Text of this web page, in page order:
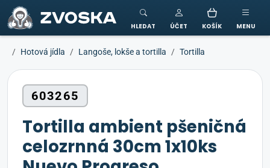
ZVOSKA
HLEDAT ÚČET KOŠÍK MENU
Hotová jídla Langoše, lokše a tortilla Tortilla
603265
Tortilla ambient pšeničná
celozrnná 30cm 1x10ks